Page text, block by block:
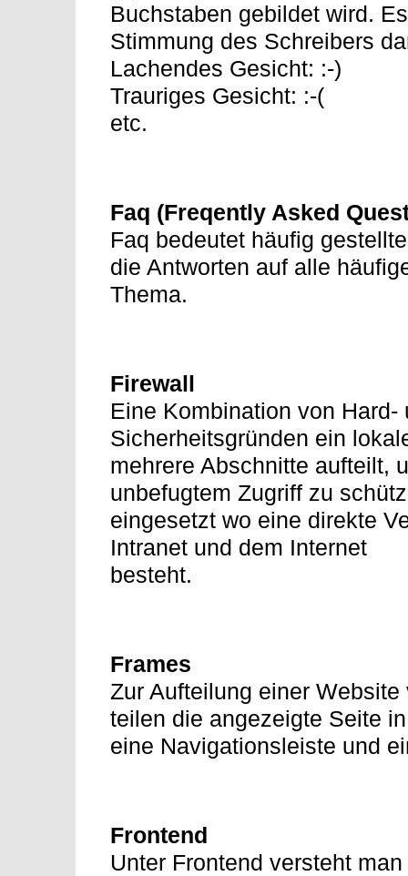
Buchstaben gebildet wird.
Stimmung des Schreibers
Lachendes Gesicht: :-)
Trauriges Gesicht: :-(
etc.
Faq (Freqently Asked
Faq bedeutet häufig
die Antworten auf alle
Thema.
Firewall
Eine Kombination von
Sicherheitsgründen ein
mehrere Abschnitte aufteilt,
unbefugtem Zugriff zu
eingesetzt wo eine direkte
Intranet und dem Internet
besteht.
Frames
Zur Aufteilung einer
teilen die angezeigte Seite
eine Navigationsleiste und
Frontend
Unter Frontend versteht